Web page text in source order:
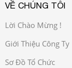
VỀ CHÚNG TÔI
Lời Chào Mừng !
Giới Thiệu Công Ty
Sơ Đồ Tổ Chức